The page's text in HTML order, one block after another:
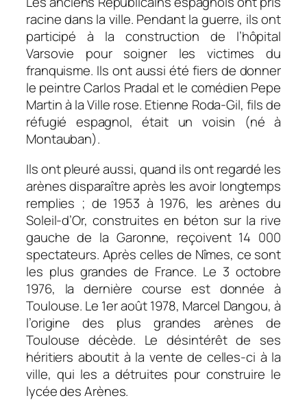
racine dans la ville. Pendant la guerre, ils ont
participé à la construction de l’hôpital
Varsovie pour soigner les victimes du
franquisme. Ils ont aussi été fiers de donner
le peintre Carlos Pradal et le comédien Pepe
Martin à la Ville rose. Etienne Roda-Gil, fils de
réfugié espagnol, était un voisin (né à
Montauban).
Ils ont pleuré aussi, quand ils ont regardé les
arènes disparaître après les avoir longtemps
remplies ; de 1953 à 1976, les arènes du
Soleil-d’Or, construites en béton sur la rive
gauche de la Garonne, reçoivent 14 000
spectateurs. Après celles de Nîmes, ce sont
les plus grandes de France. Le 3 octobre
1976, la dernière course est donnée à
Toulouse. Le 1er août 1978, Marcel Dangou, à
l’origine des plus grandes arènes de
Toulouse décède. Le désintérêt de ses
héritiers aboutit à la vente de celles-ci à la
ville, qui les a détruites pour construire le
lycée des Arènes.